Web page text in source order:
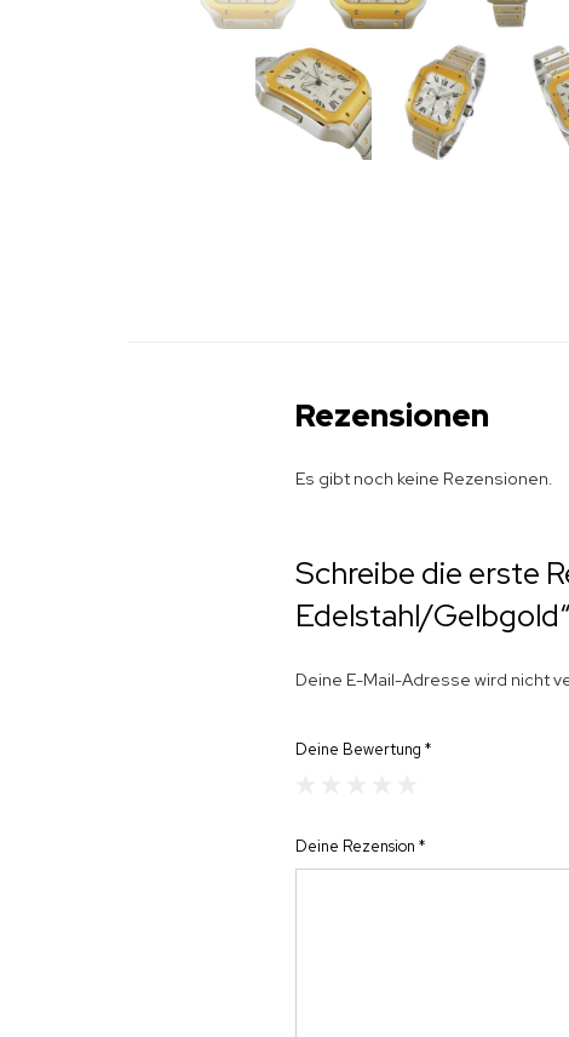
Rezensionen
Es gibt noch keine Rezensionen.
Schreibe die erste
Edelstahl/Gelbgold“
Deine E-Mail-Adresse wird nicht
Deine Bewertung*
Deine Rezension*